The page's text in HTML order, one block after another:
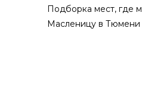
Подборка мест, где
Масленицу в Тюмени